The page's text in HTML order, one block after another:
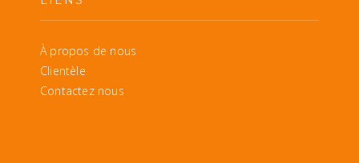
À propos de nous
Clientèle
Contactez nous